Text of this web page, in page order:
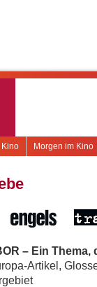
Morgen im Kino
Kino
– Ein
Artikel,